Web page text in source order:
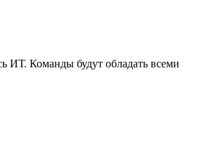
ИТ. Команды будут обладать всеми